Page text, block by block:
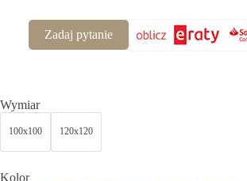
Zadaj pytanie
Wymiar
100x100 120x120
Kolor